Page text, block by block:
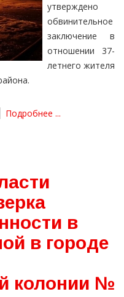
утверждено
обвинительное
заключение в
отношении 37-
летнего жителя
Подробнее ...
в
в городе
колонии №